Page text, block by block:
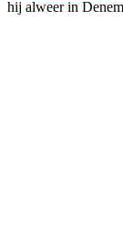
hij alweer in